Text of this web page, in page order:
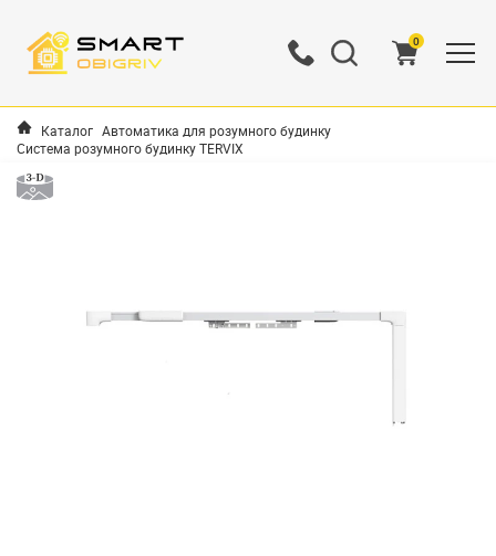
0
Каталог Автоматика для розумного будинку
Система розумного будинку TERVIX